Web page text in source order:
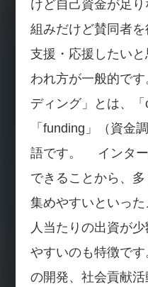
けど自己資金が足
組みだけど賛同者
支援・応援したい
われ方が一般的で
ディング」とは、
「funding」（資金
語です。 インター
できることから、
集めやすいといっ
人当たりの出資が
やすいのも特徴で
の開発、社会貢献